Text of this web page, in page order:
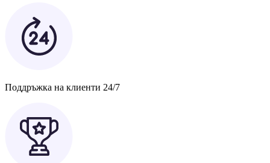
Поддръжка на клиенти 24/7